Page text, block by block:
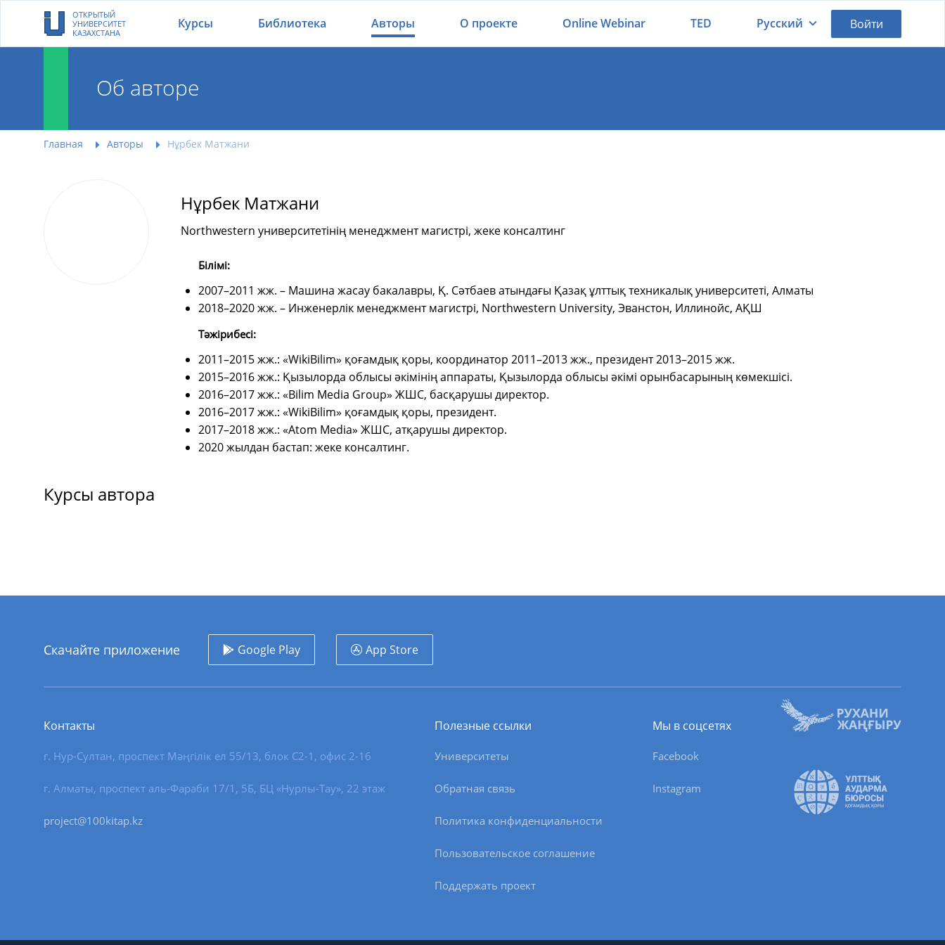
ОТКРЫТЫЙ
УНИВЕРСИТЕТ
КАЗАХСТАНА
Курсы Библиотека Авторы О проекте Online Webinar TED Русский Войти
Об авторе
Главная Авторы Нұрбек Матжани
Нұрбек Матжани
Northwestern университетінің менеджмент магистрі, жеке консалтинг
Білімі:
2007–2011 жж. – Машина жасау бакалавры, Қ. Сәтбаев атындағы Қазақ ұлттық техникалық университеті, Алматы
2018–2020 жж. – Инженерлік менеджмент магистрі, Northwestern University, Эванстон, Иллинойс, АҚШ
Тәжірибесі:
2011–2015 жж.: «WikiBilim» қоғамдық қоры, координатор 2011–2013 жж., президент 2013–2015 жж.
2015–2016 жж.: Қызылорда облысы әкімінің аппараты, Қызылорда облысы әкімі орынбасарының көмекшісі.
2016–2017 жж.: «Bilim Media Group» ЖШС, басқарушы директор.
2016–2017 жж.: «WikiBilim» қоғамдық қоры, президент.
2017–2018 жж.: «Atom Media» ЖШС, атқарушы директор.
2020 жылдан бастап: жеке консалтинг.
Курсы автора
Скачайте приложение Google Play App Store
Контакты
г. Нур-Султан, проспект Мәңгілік ел 55/13, блок С2-1, офис 2-16
г. Алматы, проспект аль-Фараби 17/1, 5Б, БЦ «Нурлы-Тау», 22 этаж
project@100kitap.kz
Полезные ссылки
Университеты
Обратная связь
Политика конфиденциальности
Пользовательское соглашение
Поддержать проект
Мы в соцсетях
Facebook
Instagram